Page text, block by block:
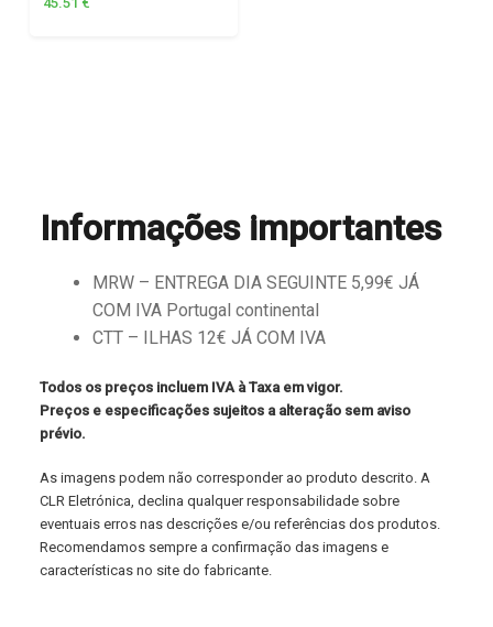
Informações importantes
MRW – ENTREGA DIA SEGUINTE 5,99€ JÁ
COM IVA Portugal continental
CTT – ILHAS 12€ JÁ COM IVA
Todos os preços incluem IVA à Taxa em vigor.
Preços e especificações sujeitos a alteração sem aviso
prévio.
As imagens podem não corresponder ao produto descrito. A
CLR Eletrónica, declina qualquer responsabilidade sobre
eventuais erros nas descrições e/ou referências dos produtos.
Recomendamos sempre a confirmação das imagens e
características no site do fabricante.